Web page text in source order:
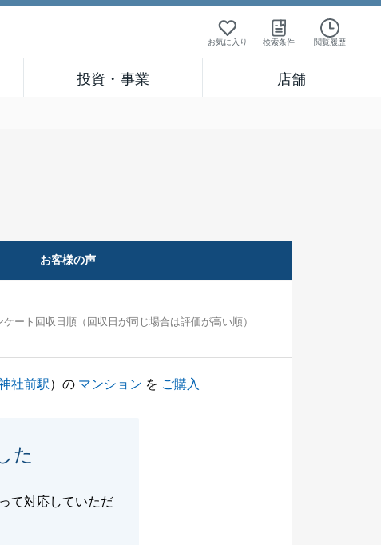
お気に入り 検索条件 閲覧履歴
投資・事業 店舗
お客様の声
ケート回収日順（回収日が同じ場合は評価が高い順）
社前駅）の マンション を ご購入
た
て対応していただ